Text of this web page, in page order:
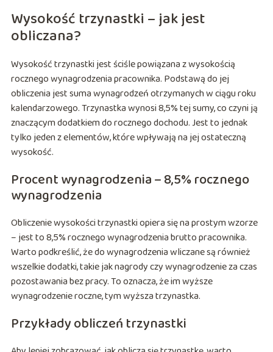
Wysokość trzynastki – jak jest
obliczana?
Wysokość trzynastki jest ściśle powiązana z wysokością
rocznego wynagrodzenia pracownika. Podstawą do jej
obliczenia jest suma wynagrodzeń otrzymanych w ciągu roku
kalendarzowego. Trzynastka wynosi 8,5% tej sumy, co czyni ją
znaczącym dodatkiem do rocznego dochodu. Jest to jednak
tylko jeden z elementów, które wpływają na jej ostateczną
wysokość.
Procent wynagrodzenia – 8,5% rocznego
wynagrodzenia
Obliczenie wysokości trzynastki opiera się na prostym wzorze
– jest to 8,5% rocznego wynagrodzenia brutto pracownika.
Warto podkreślić, że do wynagrodzenia wliczane są również
wszelkie dodatki, takie jak nagrody czy wynagrodzenie za czas
pozostawania bez pracy. To oznacza, że im wyższe
wynagrodzenie roczne, tym wyższa trzynastka.
Przykłady obliczeń trzynastki